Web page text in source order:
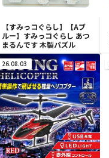
【すみっコぐらし】【Aブ
ルー】すみっコぐらし あつ
まるんです 木製パズル
26.08.03